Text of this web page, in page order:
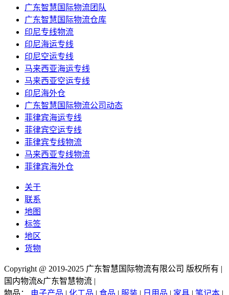
广东智慧国际物流团队
广东智慧国际物流仓库
印尼专线物流
印尼海运专线
印尼空运专线
马来西亚海运专线
马来西亚空运专线
印尼海外仓
广东智慧国际物流公司动态
菲律宾海运专线
菲律宾空运专线
菲律宾专线物流
马来西亚专线物流
菲律宾海外仓
关于
联系
地图
标签
地区
货物
Copyright @ 2019-2025 广东智慧国际物流有限公司 版权所有 |
国内物流&广东智慧物流 |
物品：
电子产品 | 化工品 | 食品 | 服装 | 日用品 | 家具 | 笔记本 |